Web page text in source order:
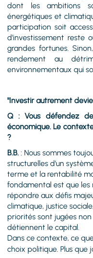
dont les ambitions
énergétiques et
participation soit
d’investissement reste
grandes fortunes.
rendement au
environnementaux qui
"Investir autrement
Q : Vous défendez
économique. Le
?
B.B. : Nous sommes
structurelles d’un
terme et la rentabilité
fondamental est que les
répondre aux défis
climatique, justice
priorités sont jugées
détiennent le capital.
Dans ce contexte, ce
choix politique. Plus que